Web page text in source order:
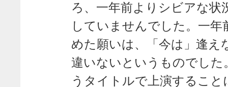
ろ、一年前よりシビアな
していませんでした。一
めた願いは、「今は」逢
違いないというものでし
うタイトルで上演するこ